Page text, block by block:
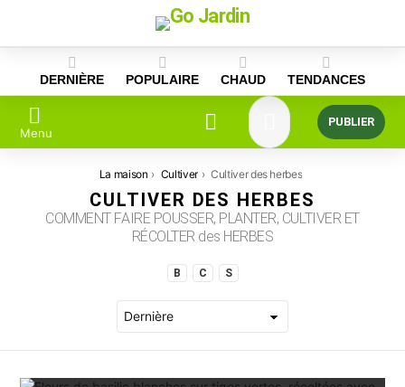
content
DERNIÈRE POPULAIRE CHAUD TENDANCES
Menu
PUBLIER
La maison Cultiver Cultiver des herbes
CULTIVER DES HERBES
COMMENT FAIRE POUSSER, PLANTER, CULTIVER ET
RÉCOLTER des HERBES
B C S